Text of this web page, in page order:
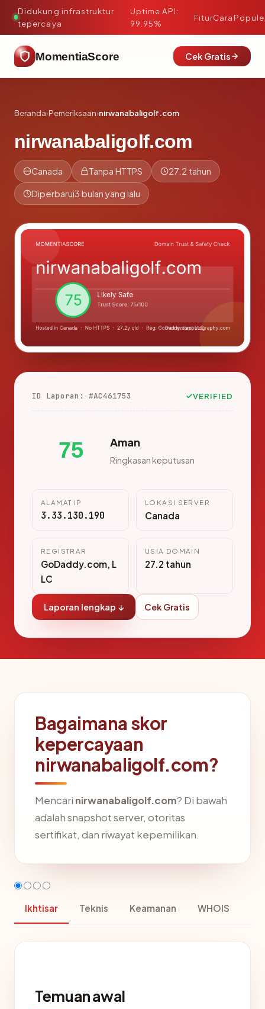
Didukung infrastruktur
tepercaya
·
Uptime API:
99.95%
FiturCara
MomentiaScore Cek Gratis
Beranda›Pemeriksaan›nirwanabaligolf.com
nirwanabaligolf.com
Canada Tanpa HTTPS 27.2 tahun
Diperbarui3 bulan yang lalu
ID Laporan: #AC461753 VERIFIED
75 Aman
Ringkasan keputusan
ALAMAT IP
3.33.130.190
LOKASI SERVER
Canada
REGISTRAR
GoDaddy.com, L
LC
USIA DOMAIN
27.2 tahun
Laporan lengkap ↓ Cek Gratis
Bagaimana skor
kepercayaan
nirwanabaligolf.com?
Mencari nirwanabaligolf.com? Di bawah
adalah snapshot server, otoritas
sertifikat, dan riwayat kepemilikan.
Ikhtisar Teknis Keamanan WHOIS
Temuan awal